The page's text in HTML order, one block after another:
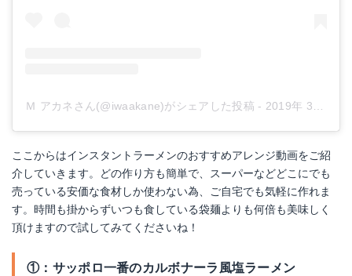
Ｍ アカネさん(@iwaakane)がシェアした投稿 - 2019年 3月月18日午前5時32分PDT
ここからはインスタントラーメンのおすすめアレンジ動画をご紹
介していきます。どの作り方も簡単で、スーパーなどどこにでも
売っている安価な食材しか使わない為、ご自宅でも気軽に作れま
す。時間も掛からずいつも食している袋麺よりも何倍も美味しく
頂けますので試してみてくださいね！
①：サッポロ一番のカルボナーラ風塩ラーメン